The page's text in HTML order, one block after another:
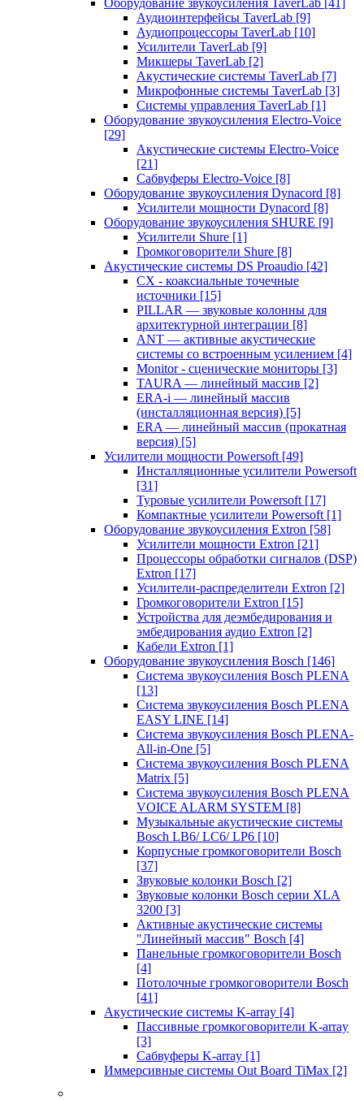
Оборудование звукоусиления TaverLab [41]
Аудиоинтерфейсы TaverLab [9]
Аудиопроцессоры TaverLab [10]
Усилители TaverLab [9]
Микшеры TaverLab [2]
Акустические системы TaverLab [7]
Микрофонные системы TaverLab [3]
Системы управления TaverLab [1]
Оборудование звукоусиления Electro-Voice
[29]
Акустические системы Electro-Voice
[21]
Сабвуферы Electro-Voice [8]
Оборудование звукоусиления Dynacord [8]
Усилители мощности Dynacord [8]
Оборудование звукоусиления SHURE [9]
Усилители Shure [1]
Громкоговорители Shure [8]
Акустические системы DS Proaudio [42]
CX - коаксиальные точечные
источники [15]
PILLAR — звуковые колонны для
архитектурной интеграции [8]
ANT — активные акустические
системы со встроенным усилением [4]
Monitor - сценические мониторы [3]
TAURA — линейный массив [2]
ERA-i — линейный массив
(инсталляционная версия) [5]
ERA — линейный массив (прокатная
версия) [5]
Усилители мощности Powersoft [49]
Инсталляционные усилители Powersoft
[31]
Туровые усилители Powersoft [17]
Компактные усилители Powersoft [1]
Оборудование звукоусиления Extron [58]
Усилители мощности Extron [21]
Процессоры обработки сигналов (DSP)
Extron [17]
Усилители-распределители Extron [2]
Громкоговорители Extron [15]
Устройства для деэмбедирования и
эмбедирования аудио Extron [2]
Кабели Extron [1]
Оборудование звукоусиления Bosch [146]
Система звукоусиления Bosch PLENA
[13]
Система звукоусиления Bosch PLENA
EASY LINE [14]
Система звукоусиления Bosch PLENA-
All-in-One [5]
Система звукоусиления Bosch PLENA
Matrix [5]
Система звукоусиления Bosch PLENA
VOICE ALARM SYSTEM [8]
Музыкальные акустические системы
Bosch LB6/ LC6/ LP6 [10]
Корпусные громкоговорители Bosch
[37]
Звуковые колонки Bosch [2]
Звуковые колонки Bosch серии XLA
3200 [3]
Активные акустические системы
"Линейный массив" Bosch [4]
Панельные громкоговорители Bosch
[4]
Потолочные громкоговорители Bosch
[41]
Акустические системы K-array [4]
Пассивные громкоговорители K-array
[3]
Сабвуферы K-array [1]
Иммерсивные системы Out Board TiMax [2]